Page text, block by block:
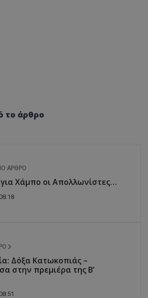
το άρθρο
ΆΡΘΡΟ
Χάμπο οι Απολλωνίστες…
Δόξα Κατωκοπιάς –
στην πρεμιέρα της Β’